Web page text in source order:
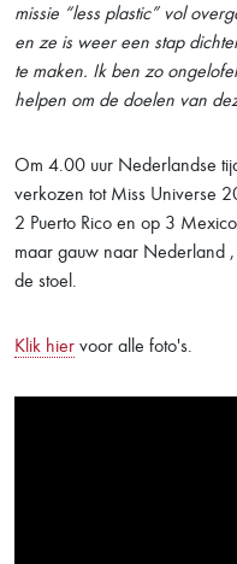
missie “less plastic” vol
en ze is weer een stap
te maken. Ik ben zo
helpen om de doelen van
Om 4.00 uur Nederlandse
verkozen tot Miss Universe
2 Puerto Rico en op 3
maar gauw naar Nederland
de stoel.
Klik hier voor alle foto's.